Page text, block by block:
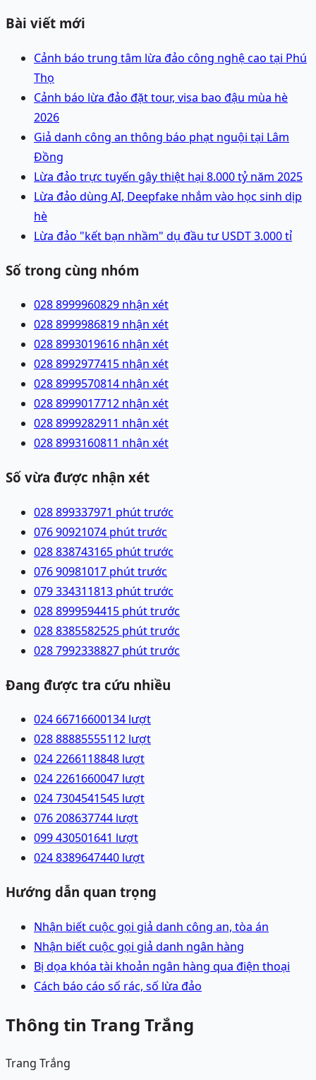
Bài viết mới
Cảnh báo trung tâm lừa đảo công nghệ cao tại Phú
Thọ
Cảnh báo lừa đảo đặt tour, visa bao đậu mùa hè
2026
Giả danh công an thông báo phạt nguội tại Lâm
Đồng
Lừa đảo trực tuyến gây thiệt hại 8.000 tỷ năm 2025
Lừa đảo dùng AI, Deepfake nhắm vào học sinh dịp
hè
Lừa đảo "kết bạn nhầm" dụ đầu tư USDT 3.000 tỉ
Số trong cùng nhóm
028 8999960829 nhận xét
028 8999986819 nhận xét
028 8993019616 nhận xét
028 8992977415 nhận xét
028 8999570814 nhận xét
028 8999017712 nhận xét
028 8999282911 nhận xét
028 8993160811 nhận xét
Số vừa được nhận xét
028 899337971 phút trước
076 90921074 phút trước
028 838743165 phút trước
076 90981017 phút trước
079 334311813 phút trước
028 8999594415 phút trước
028 8385582525 phút trước
028 7992338827 phút trước
Đang được tra cứu nhiều
024 66716600134 lượt
028 88885555112 lượt
024 2266118848 lượt
024 2261660047 lượt
024 7304541545 lượt
076 208637744 lượt
099 430501641 lượt
024 8389647440 lượt
Hướng dẫn quan trọng
Nhận biết cuộc gọi giả danh công an, tòa án
Nhận biết cuộc gọi giả danh ngân hàng
Bị dọa khóa tài khoản ngân hàng qua điện thoại
Cách báo cáo số rác, số lừa đảo
Thông tin Trang Trắng
Trang Trắng